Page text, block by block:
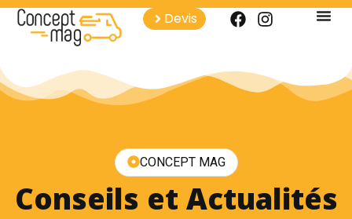
Devis
CONCEPT MAG
Conseils et Actualités